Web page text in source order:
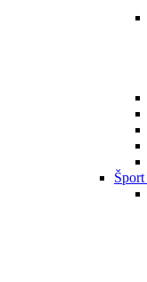
Šport